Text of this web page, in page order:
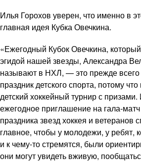
Илья Горохов уверен, что именно в
главная идея Кубка Овечкина.
«Ежегодный Кубок Овечкина,
эгидой нашей звезды, Александра
называют в НХЛ, — это прежде всего
праздник детского спорта, потому
детский хоккейный турнир с
ежегодное приглашение на гала-
праздника звезд хоккея и ветеранов
главное, чтобы у молодежи, у ребят,
и к чему-то стремятся, были
они могут увидеть вживую,